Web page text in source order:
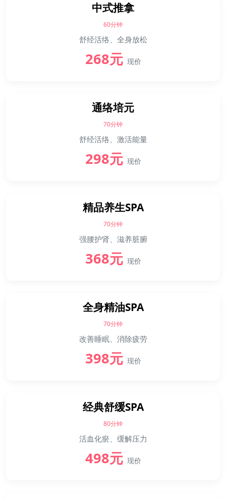
中式推拿
60分钟
舒经活络、全身放松
268元 现价
通络培元
70分钟
舒经活络、激活能量
298元 现价
精品养生SPA
70分钟
强腰护肾、滋养脏腑
368元 现价
全身精油SPA
70分钟
改善睡眠、消除疲劳
398元 现价
经典舒缓SPA
80分钟
活血化瘀、缓解压力
498元 现价